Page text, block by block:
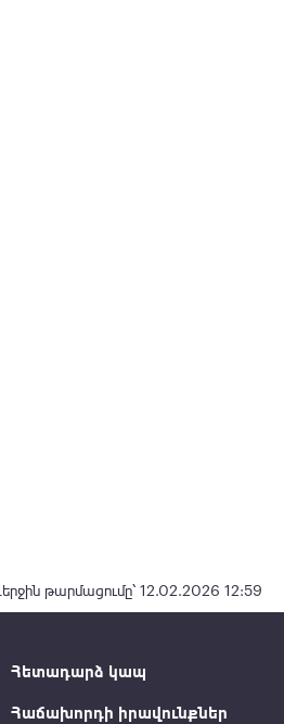
թարմացումը՝ 12.02.2026 12:59
Հետադարձ կապ
Հաճախորդի իրավունքներ